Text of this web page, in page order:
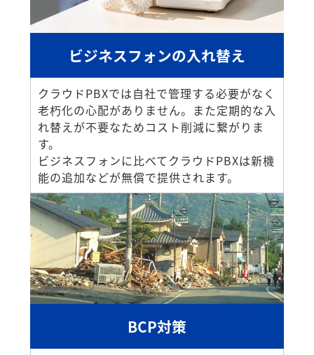
ビジネスフォンの入れ替え
クラウドPBXでは自社で管理する必要がなく
老朽化の心配がありません。また定期的な入
れ替えが不要なためコスト削減に繋がりま
す。
ビジネスフォンに比べてクラウドPBXは新機
能の追加などが無償で提供されます。
BCP対策